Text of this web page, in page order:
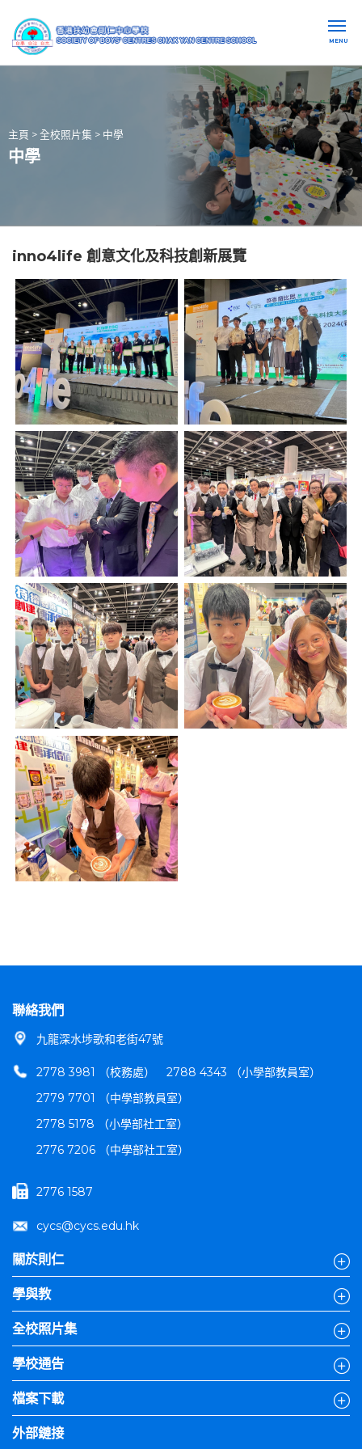
MENU
主頁 > 全校照片集 > 中學
中學
inno4life 創意文化及科技創新展覽
聯絡我們
九龍深水埗歌和老街47號
2778 3981 （校務處）
2788 4343 （小學部教員室）
2779 7701 （中學部教員室）
2778 5178 （小學部社工室）
2776 7206 （中學部社工室）
2776 1587
cycs@cycs.edu.hk
關於則仁
學與教
全校照片集
學校通告
檔案下載
外部鏈接